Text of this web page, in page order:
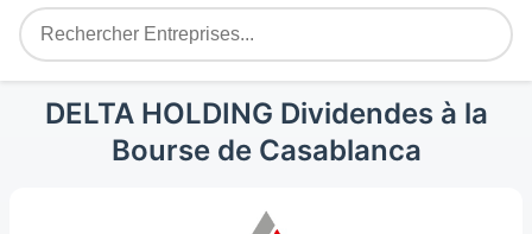
DELTA HOLDING Dividendes à la
Bourse de Casablanca